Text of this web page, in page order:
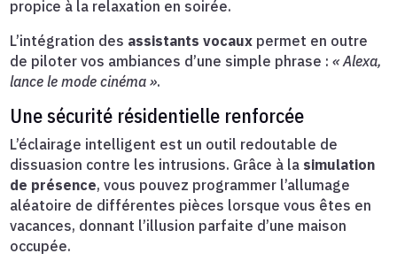
propice à la relaxation en soirée.
L’intégration des assistants vocaux permet en outre
de piloter vos ambiances d’une simple phrase :« Alexa,
lance le mode cinéma ».
Une sécurité résidentielle renforcée
L’éclairage intelligent est un outil redoutable de
dissuasion contre les intrusions. Grâce à la simulation
de présence, vous pouvez programmer l’allumage
aléatoire de différentes pièces lorsque vous êtes en
vacances, donnant l’illusion parfaite d’une maison
occupée.